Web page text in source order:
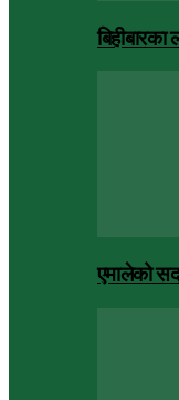
बिहीबारका
एमालेको